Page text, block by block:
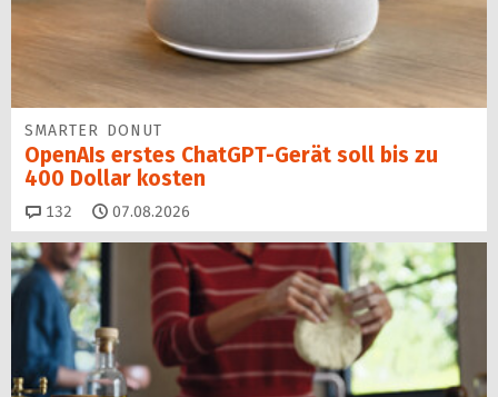
SMARTER DONUT
OpenAIs erstes ChatGPT-Gerät soll bis zu
400 Dollar kosten
132 Kommentare
07.08.2026